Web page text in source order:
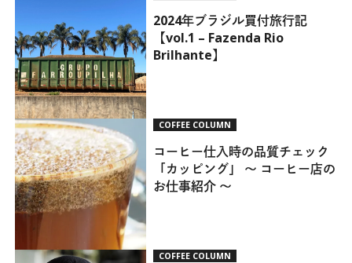
2024年ブラジル買付旅行記
【vol.1 – Fazenda Rio
Brilhante】
COFFEE COLUMN
コーヒー仕入時の品質チェック
「カッピング」 ～ コーヒー店の
お仕事紹介 ～
COFFEE COLUMN